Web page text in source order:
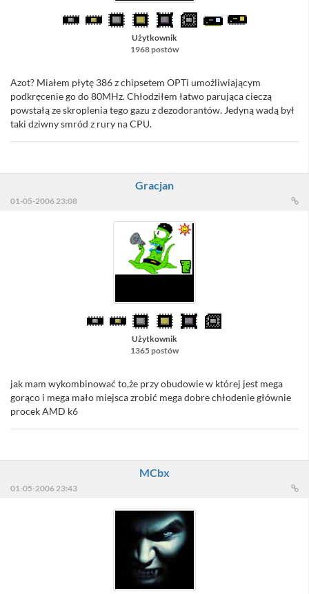
Użytkownik
1968 postów
Azot? Miałem płytę 386 z chipsetem OPTi umożliwiającym
podkręcenie go do 80MHz. Chłodziłem łatwo parująca cieczą
powstałą ze skroplenia tego gazu z dezodorantów. Jedyną wadą był
taki dziwny smród z rury na CPU.
Gracjan
01-05-2006 23:08
Użytkownik
1365 postów
jak mam wykombinować to,że przy obudowie w której jest mega
gorąco i mega mało miejsca zrobić mega dobre chłodenie głównie
procek AMD k6
MCbx
01-05-2006 23:43